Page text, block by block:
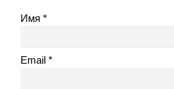
Имя
Email